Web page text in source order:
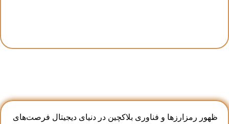
ظهور رمزارزها و فناوری بلاکچین در دنیای دیجیتال فرصت‌های